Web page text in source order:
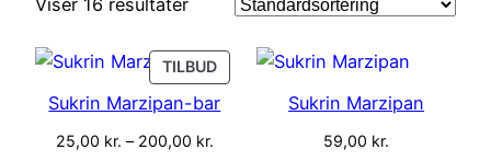
Viser 16 resultater
TILBUDVARE
PÅ
TILBUD
Sukrin Marzipan-bar
25,00 kr. – 200,00 kr.
Sukrin Marzipan
59,00 kr.